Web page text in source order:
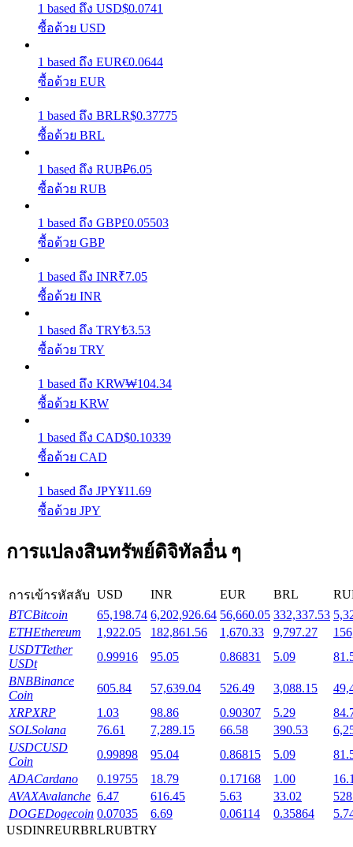
รับรางวัลการแข่งขันทุกวัน
การปักหลัก
ผลตอบแทนสูงและเข้าถึงได้ทันที
Launchpool
การล็อค BTR
การลงทุนพิเศษสำหรับผู้ถือ BTR
เงินกู้
บริการยืมเงินที่ได้รับการสนับสนุนจาก Crypto
1 based ถึง USD$0.0741
ซื้อด้วย USD
1 based ถึง EUR€0.0644
ซื้อด้วย EUR
1 based ถึง BRLR$0.37775
ซื้อด้วย BRL
1 based ถึง RUB₽6.05
ซื้อด้วย RUB
1 based ถึง GBP£0.05503
ซื้อด้วย GBP
1 based ถึง INR₹7.05
ซื้อด้วย INR
1 based ถึง TRY₺3.53
ซื้อด้วย TRY
1 based ถึง KRW₩104.34
ซื้อด้วย KRW
1 based ถึง CAD$0.10339
ซื้อด้วย CAD
1 based ถึง JPY¥11.69
ซื้อด้วย JPY
การแปลงสินทรัพย์ดิจิทัลอื่น ๆ
การเข้ารหัสลับ USD INR EUR BRL
BTCBitcoin 65,198.74 6,202,926.64 56,660.05 332,337.53
ETHEthereum 1,922.05 182,861.56 1,670.33 9,797.27
USDTTether
USDt
0.99916 95.05 0.86831 5.09
BNBBinance
Coin
605.84 57,639.04 526.49 3,088.15
XRPXRP 1.03 98.86 0.90307 5.29
SOLSolana 76.61 7,289.15 66.58 390.53
USDCUSD
Coin
0.99898 95.04 0.86815 5.09
ADACardano 0.19755 18.79 0.17168 1.00
AVAXAvalanche 6.47 616.45 5.63 33.02
DOGEDogecoin 0.07035 6.69 0.06114 0.35864
USDINREURBRLRUBTRY